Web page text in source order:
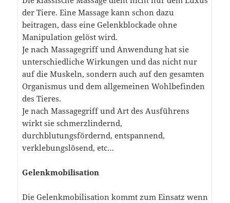
der Tiere. Eine Massage kann schon dazu
beitragen, dass eine Gelenkblockade ohne
Manipulation gelöst wird.
Je nach Massagegriff und Anwendung hat sie
unterschiedliche Wirkungen und das nicht nur
auf die Muskeln, sondern auch auf den gesamten
Organismus und dem allgemeinen Wohlbefinden
des Tieres.
Je nach Massagegriff und Art des Ausführens
wirkt sie schmerzlindernd,
durchblutungsfördernd, entspannend,
verklebungslösend, etc…
Gelenkmobilisation
Die Gelenkmobilisation kommt zum Einsatz wenn